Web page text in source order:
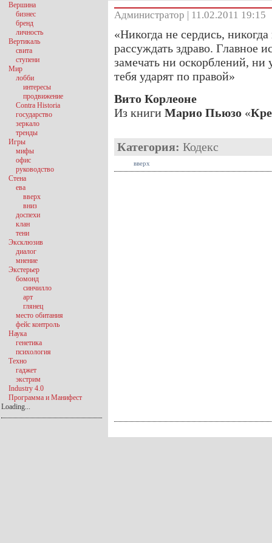
Администратор | 11.02.2011 19:15
«Никогда не сердись,
рассуждать здраво. Главное
замечать ни оскорблений, ни
тебя ударят по правой»
Вито Корлеоне
Из книги Марио Пьюзо «
Категория: Кодекс
вверх
Вершина
бизнес
бренд
личность
Вертикаль
свита
ступени
Мир
лобби
интересы
продвижение
Contra Historia
государство
зеркало
тренды
Игры
мифы
офис
руководство
Стена
ева
вверх
вниз
доспехи
клан
тени
Эксклюзив
диалог
мнение
Экстерьер
бомонд
синчилло
арт
глянец
место обитания
фейс контроль
Наука
генетика
психология
Техно
гаджет
экстрим
Industry 4.0
Программа и Манифест
Loading...